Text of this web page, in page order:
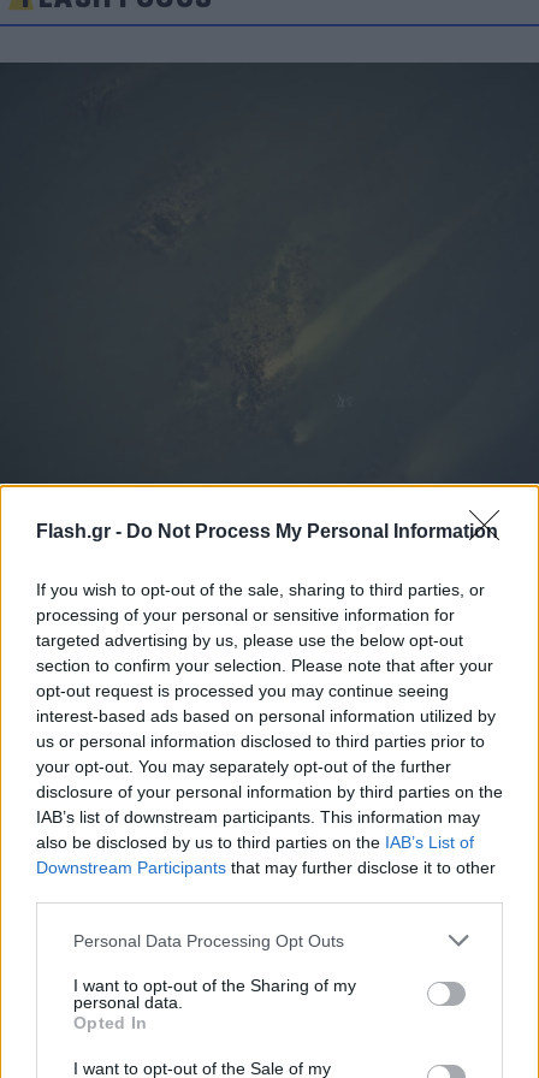
Flash.gr - Do Not Process My Personal Information
If you wish to opt-out of the sale, sharing to third parties, or
processing of your personal or sensitive information for
targeted advertising by us, please use the below opt-out
section to confirm your selection. Please note that after your
opt-out request is processed you may continue seeing
interest-based ads based on personal information utilized by
us or personal information disclosed to third parties prior to
your opt-out. You may separately opt-out of the further
disclosure of your personal information by third parties on the
IAB’s list of downstream participants. This information may
also be disclosed by us to third parties on the IAB’s List of
Downstream Participants that may further disclose it to other
Please note that this website/app uses one or more Google
not limited to your visit or usage behaviour. You may click to
grant or deny consent to Google and its third-party tags to
use your data for below specified purposes in below Google
consent section.
Personal Data Processing Opt Outs
I want to opt-out of the Sharing of my
personal data.
Opted In
I want to opt-out of the Sale of my
Η χαμηλή στάθμη του Δούναβη στη
Βουλγαρία αποκάλυψε τη γέφυρα του
Μεγάλου Κωνσταντίνου
06.08.2026